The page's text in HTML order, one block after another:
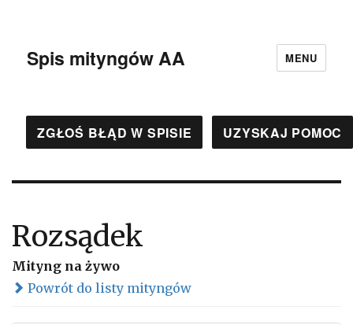
Spis mityngów AA MENU
ZGŁOŚ BŁĄD W SPISIE UZYSKAJ POMOC
Rozsądek
Mityng na żywo
Powrót do listy mityngów